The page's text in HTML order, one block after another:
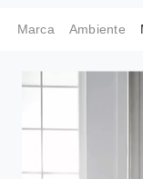
Marca Ambiente